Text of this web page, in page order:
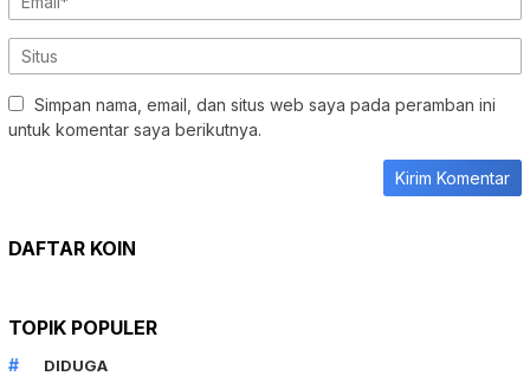
Simpan nama, email, dan situs web saya pada peramban ini
untuk komentar saya berikutnya.
DAFTAR KOIN
TOPIK POPULER
DIDUGA